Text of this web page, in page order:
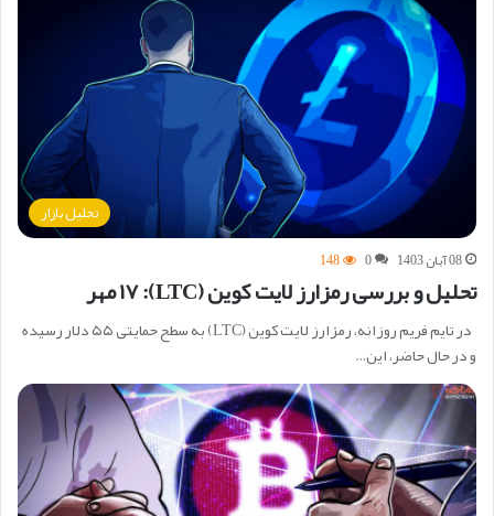
تحلیل بازار
08 آبان 1403 0
148
تحلیل و بررسی رمزارز لایت کوین (LTC): ۱۷ مهر
در تایم فریم روزانه، رمزارز لایت کوین (LTC) به سطح حمایتی ۵۵ دلار رسیده
و در حال حاضر، این…